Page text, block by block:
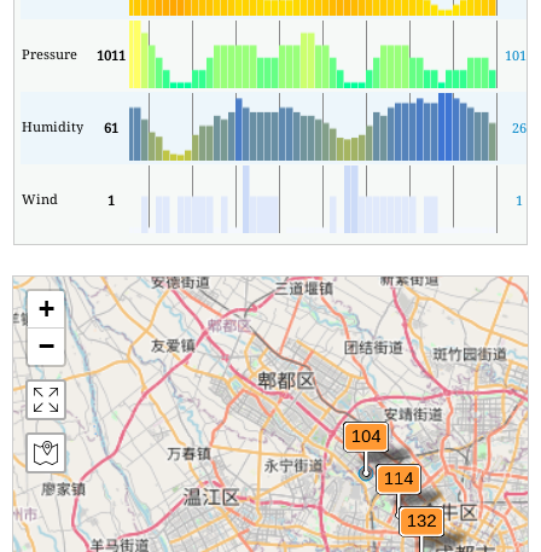
Pressure 1011 1010
Humidity 61 26
Wind 1 1
+
−